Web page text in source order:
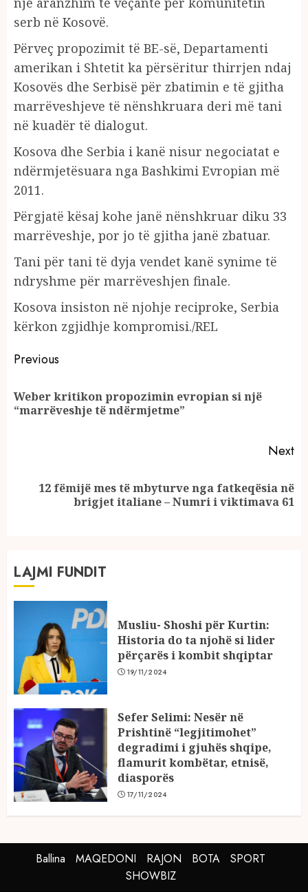
serb në Kosovë.
Përveç propozimit të BE-së, Departamenti
amerikan i Shtetit ka përsëritur thirrjen ndaj
Kosovës dhe Serbisë për zbatimin e të gjitha
marrëveshjeve të nënshkruara deri më tani
në kuadër të dialogut.
Kosova dhe Serbia i kanë nisur negociatat e
ndërmjetësuara nga Bashkimi Evropian më
2011.
Përgjatë kësaj kohe janë nënshkruar diku 33
marrëveshje, por jo të gjitha janë zbatuar.
Tani për tani të dyja vendet kanë synime të
ndryshme për marrëveshjen finale.
Kosova insiston në njohje reciproke, Serbia
kërkon zgjidhje kompromisi./REL
Continue
Reading
Previous
Weber kritikon propozimin evropian si një
“marrëveshje të ndërmjetme”
Next
Next12 fëmijë mes të mbyturve nga fatkeqësia në
brigjet italiane – Numri i viktimava 61
LAJMI FUNDIT
Musliu- Shoshi për Kurtin:
Historia do ta njohë si lider
përçarës i kombit shqiptar
19/11/2024
Sefer Selimi: Nesër në
Prishtinë “legjitimohet”
degradimi i gjuhës shqipe,
flamurit kombëtar, etnisë,
diasporës
17/11/2024
Ballina MAQEDONI RAJON BOTA
SPORT
SHOWBIZ